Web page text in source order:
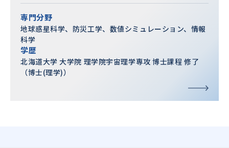
専門分野
地球惑星科学、防災工学、数値シミュレーション、情報
科学
学歴
北海道大学 大学院 理学院宇宙理学専攻 博士課程 修了
（博士(理学)）